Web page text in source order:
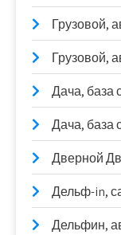
Грузовой,
Грузовой,
Дача, база
Дача, база
Дверной
Дельф-in,
Дельфин,